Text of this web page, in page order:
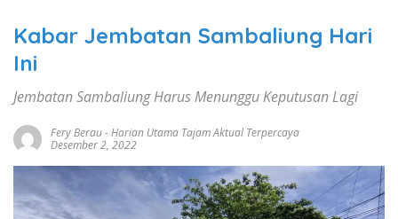
Kabar Jembatan Sambaliung Hari
Ini
Jembatan Sambaliung Harus Menunggu Keputusan Lagi
Fery Berau-Harian Utama Tajam Aktual Terpercaya
Desember 2, 2022